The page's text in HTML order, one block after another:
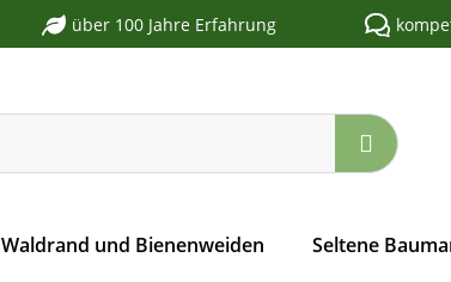
über 100 Jahre Erfahrung
Waldrand und Bienenweiden Seltene